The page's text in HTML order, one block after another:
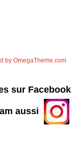
sur Facebook
aussi